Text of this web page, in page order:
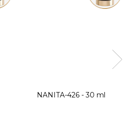
NANITA-426 - 30 ml